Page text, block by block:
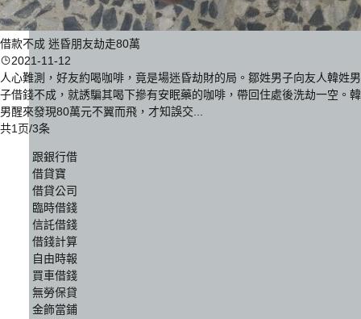
借款不成 迷昏朋友劫走80萬
2021-11-12
人心難測，好友約喝咖啡，竟是場迷昏劫財的局。鄒姓男子向友人韓姓男
子借錢不成，就誘騙其喝下摻有安眠藥的咖啡，帶回住處後洗劫一空。韓
男醒來發現80萬元不翼而飛，才知誤交...
共1页/3条
跟銀行借
借貸寶
借貸公司
臨時借錢
信託借錢
借錢計算
自由時報
買車借錢
無勞保貸
金飾當鋪